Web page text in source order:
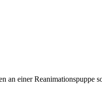
an einer Reanimationspuppe